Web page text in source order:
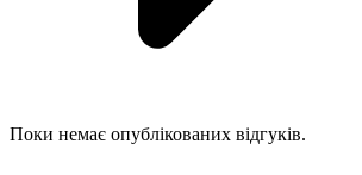
Поки немає опублікованих відгуків.